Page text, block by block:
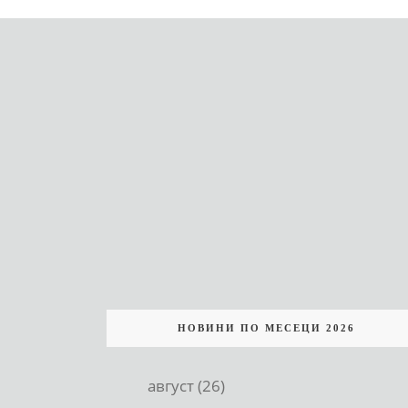
НОВИНИ ПО МЕСЕЦИ 2026
август (26)